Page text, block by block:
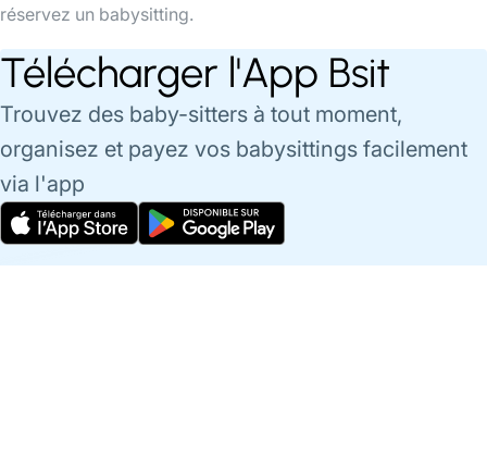
réservez un babysitting.
Télécharger l'App Bsit
Trouvez des baby-sitters à tout moment,
organisez et payez vos babysittings facilement
via l'app